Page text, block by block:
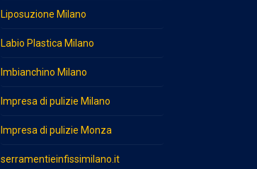
Liposuzione Milano
Labio Plastica Milano
Imbianchino Milano
Impresa di pulizie Milano
Impresa di pulizie Monza
serramentieinfissimilano.it